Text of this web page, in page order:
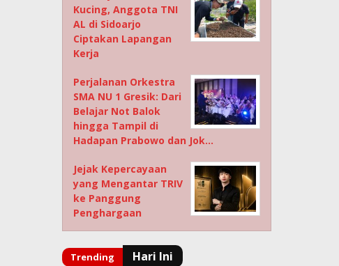
Kucing, Anggota TNI
AL di Sidoarjo
Ciptakan Lapangan
Kerja
Perjalanan Orkestra
SMA NU 1 Gresik: Dari
Belajar Not Balok
hingga Tampil di
Hadapan Prabowo dan Jok…
Jejak Kepercayaan
yang Mengantar TRIV
ke Panggung
Penghargaan